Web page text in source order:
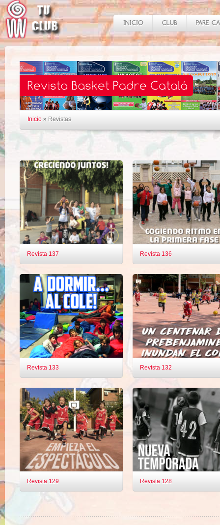
Inicio » Revistas
Revista 137 Revista 136
Revista 133 Revista 132
Revista 129 Revista 128